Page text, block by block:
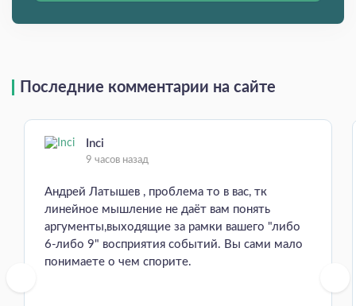
Последние комментарии на сайте
Inci
9 часов назад
Андрей Латышев , проблема то в вас, тк
линейное мышление не даёт вам понять
аргументы,выходящие за рамки вашего "либо
6-либо 9" восприятия событий. Вы сами мало
понимаете о чем спорите.